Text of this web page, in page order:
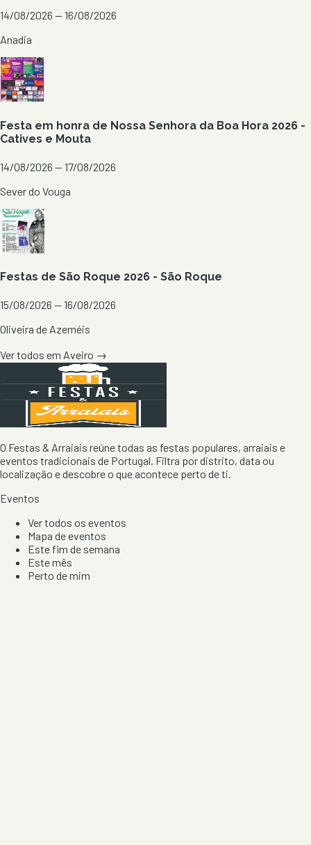
14/08/2026 — 16/08/2026
Anadia
Festa em honra de Nossa Senhora da Boa Hora 2026 -
Catives e Mouta
14/08/2026 — 17/08/2026
Sever do Vouga
Festas de São Roque 2026 - São Roque
15/08/2026 — 16/08/2026
Oliveira de Azeméis
Ver todos em Aveiro →
O Festas & Arraiais reúne todas as festas populares, arraiais e
eventos tradicionais de Portugal. Filtra por distrito, data ou
localização e descobre o que acontece perto de ti.
Eventos
Ver todos os eventos
Mapa de eventos
Este fim de semana
Este mês
Perto de mim